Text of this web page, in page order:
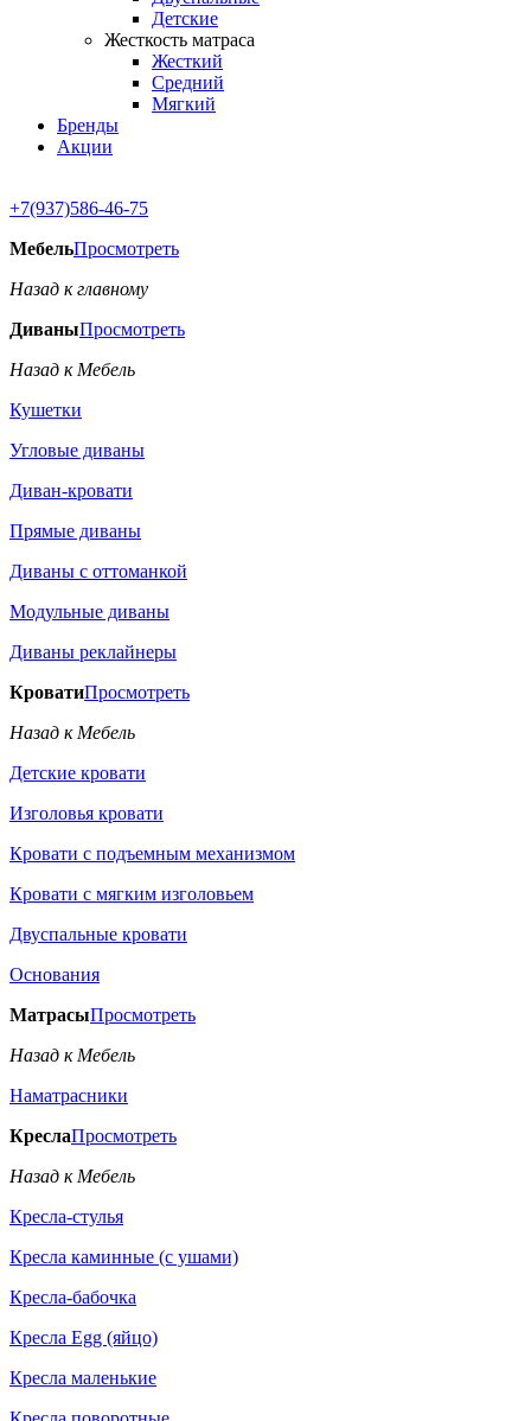
Детские
Жесткость матраса
Жесткий
Средний
Мягкий
Бренды
Акции
+7(937)586-46-75
МебельПросмотреть
Назад к главному
ДиваныПросмотреть
Назад к Мебель
Кушетки
Угловые диваны
Диван-кровати
Прямые диваны
Диваны с оттоманкой
Модульные диваны
Диваны реклайнеры
КроватиПросмотреть
Назад к Мебель
Детские кровати
Изголовья кровати
Кровати с подъемным механизмом
Кровати с мягким изголовьем
Двуспальные кровати
Основания
МатрасыПросмотреть
Назад к Мебель
Наматрасники
КреслаПросмотреть
Назад к Мебель
Кресла-стулья
Кресла каминные (с ушами)
Кресла-бабочка
Кресла Egg (яйцо)
Кресла маленькие